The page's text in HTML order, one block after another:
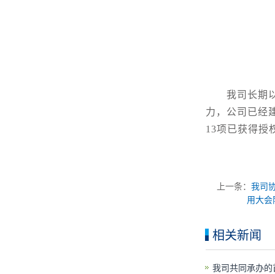
我司长期
力，公司已经
13项已获得授
上一条： 我司
用大
相关新闻
我司共同承办